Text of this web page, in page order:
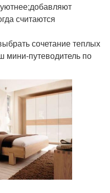
считаются
сочетание теплых
мини-путеводитель по